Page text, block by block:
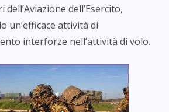
dell’Esercito,
un’efficace attività di
interforze nell’attività di volo.